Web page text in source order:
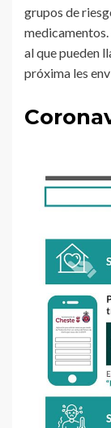
grupos de
al que pueden
próxima les